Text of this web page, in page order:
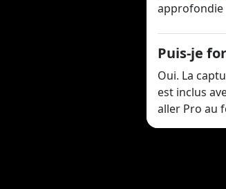
approfondie
Puis-je
Oui. La
est inclus
aller Pro au